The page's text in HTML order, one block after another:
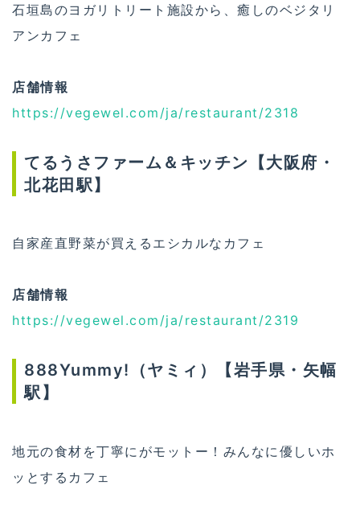
石垣島のヨガリトリート施設から、癒しのベジタリ
アンカフェ
店舗情報
https://vegewel.com/ja/restaurant/2318
てるうさファーム＆キッチン【大阪府・
北花田駅】
自家産直野菜が買えるエシカルなカフェ
店舗情報
https://vegewel.com/ja/restaurant/2319
888Yummy!（ヤミィ）【岩手県・矢幅
駅】
地元の食材を丁寧にがモットー！みんなに優しいホ
ッとするカフェ